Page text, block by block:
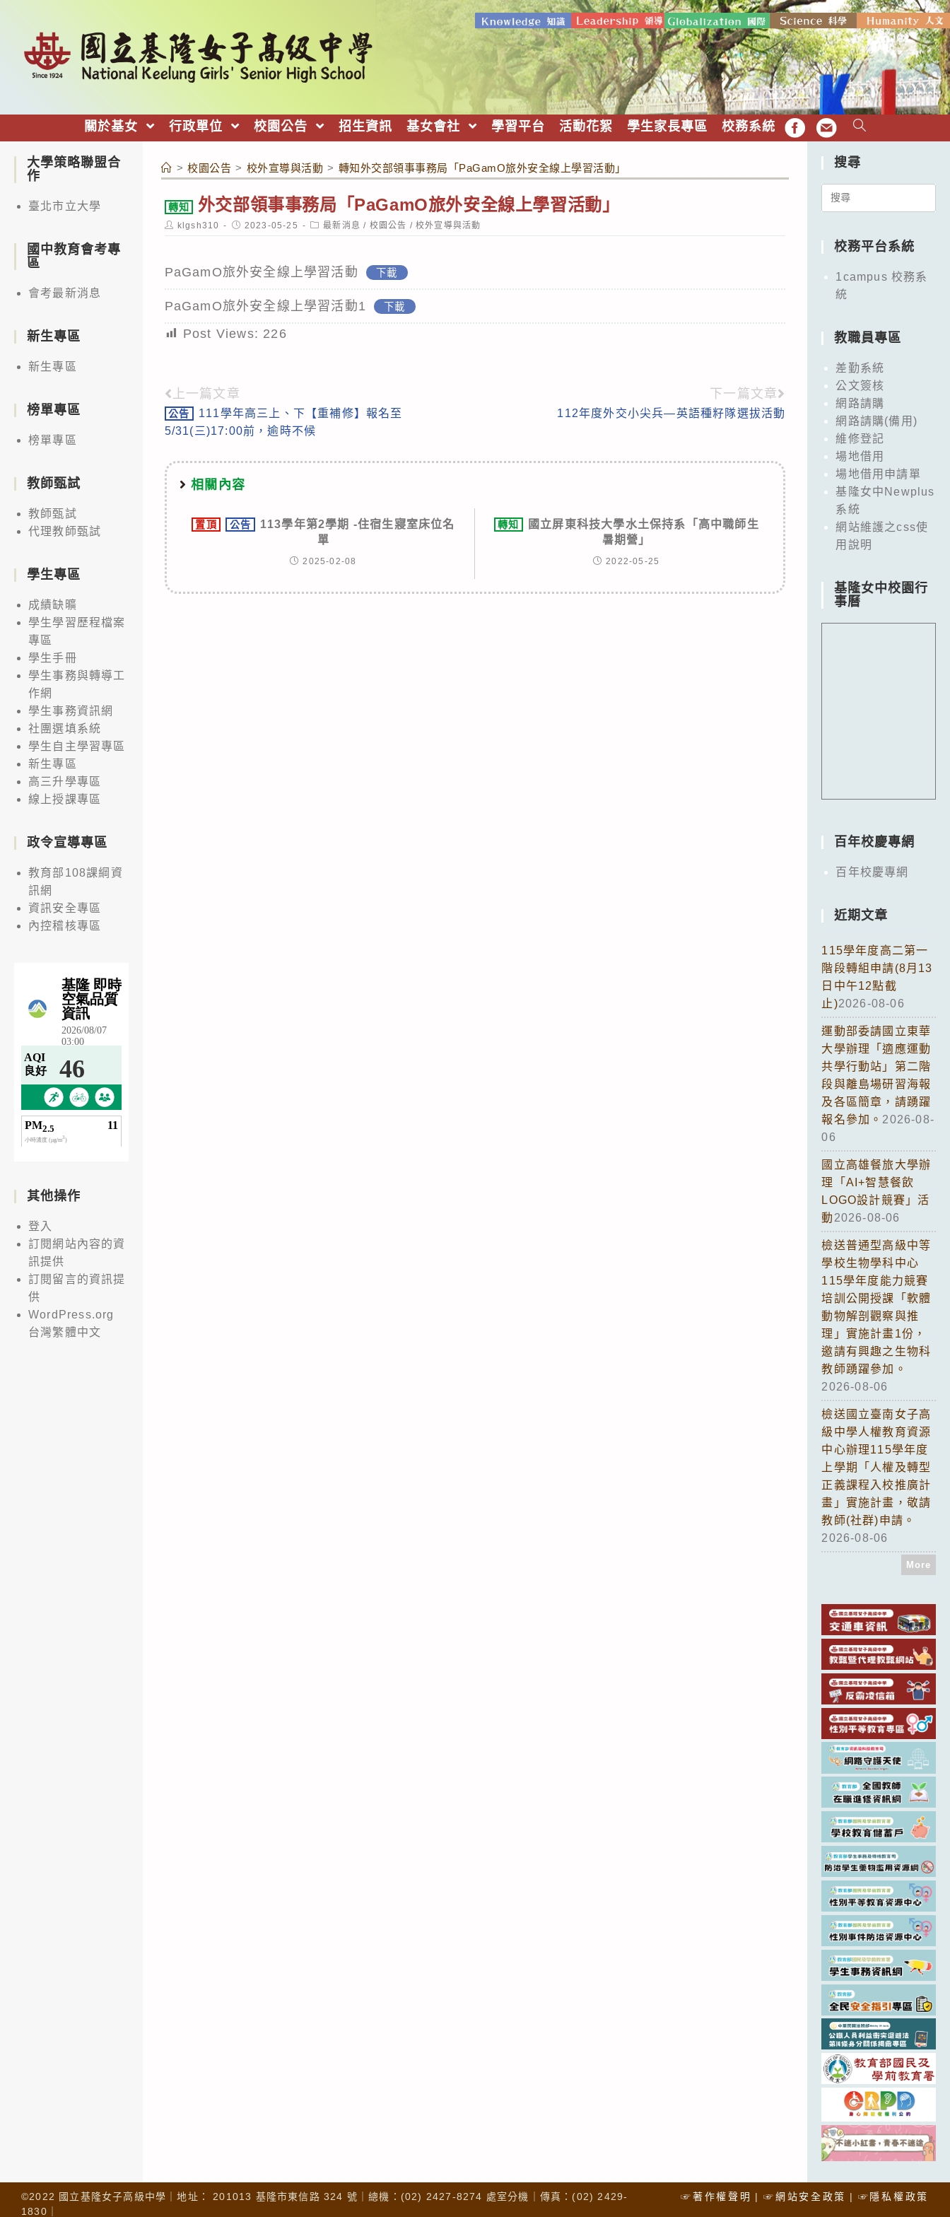
關於基女 行政單位 校園公告 招生資訊 基女會社 學習平台 活動花絮 學生家長專區 校務系統 FB EMAIL
> 校園公告 > 校外宣導與活動 > 轉知外交部領事事務局「PaGamO旅外安全線上學習活動」
轉知 外交部領事事務局「PaGamO旅外安全線上學習活動」
Post
author:
klgsh310
Post
published:
2023-05-25
Post
category:
最新消息 / 校園公告 / 校外宣導與活動
PaGamO旅外安全線上學習活動 下載
PaGamO旅外安全線上學習活動1 下載
Post Views: 226
Read
more
上一篇文章
公告
111學年高三上、下【重補修】報名至
5/31(三)17:00前，逾時不候
下一篇文章
112年度外交小尖兵―英語種籽隊選拔活動
相關內容
置頂 公告
113學年第2學期 -住宿生寢室床位名
單
2025-02-08
轉知
國立屏東科技大學水土保持系「高中職師生
暑期營」
2022-05-25
大學策略聯盟合
作
臺北市立大學
國中教育會考專
區
會考最新消息
新生專區
新生專區
榜單專區
榜單專區
教師甄試
教師甄試
代理教師甄試
學生專區
成績缺曠
學生學習歷程檔案
專區
學生手冊
學生事務與轉導工
作網
學生事務資訊網
社團選填系統
學生自主學習專區
新生專區
高三升學專區
線上授課專區
政令宣導專區
教育部108課綱資
訊網
資訊安全專區
內控稽核專區
其他操作
登入
訂閱網站內容的資
訊提供
訂閱留言的資訊提
供
WordPress.org
台灣繁體中文
搜尋
Search
校務平台系統
1campus 校務系
統
教職員專區
差勤系統
公文簽核
網路請購
網路請購(備用)
維修登記
場地借用
場地借用申請單
基隆女中Newplus
系統
網站維護之css使
用說明
基隆女中校園行
事曆
百年校慶專網
百年校慶專網
近期文章
115學年度高二第一
階段轉組申請(8月13
日中午12點截
止)2026-08-06
運動部委請國立東華
大學辦理「適應運動
共學行動站」第二階
段與離島場研習海報
及各區簡章，請踴躍
報名參加。 2026-08-
06
國立高雄餐旅大學辦
理「AI+智慧餐飲
LOGO設計競賽」活
動 2026-08-06
檢送普通型高級中等
學校生物學科中心
115學年度能力競賽
培訓公開授課「軟體
動物解剖觀察與推
理」實施計畫1份，
邀請有興趣之生物科
教師踴躍參加。
2026-08-06
檢送國立臺南女子高
級中學人權教育資源
中心辦理115學年度
上學期「人權及轉型
正義課程入校推廣計
畫」實施計畫，敬請
教師(社群)申請。
2026-08-06
More
☞著作權聲明 ☞網站安全政策 ☞隱私權政策
©2022 國立基隆女子高級中學｜地址： 201013 基隆市東信路 324 號｜總機：(02) 2427-8274 處室分機｜傳真：(02) 2429-
1830｜